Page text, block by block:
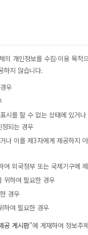
의 개인정보를 수집·이용 목
하지 않습니다.
우
시를 할 수 없는 상태에 있거
되는 경우
나 이를 제3자에게 제공하지
외국정부 또는 국제기구에
위하여 필요한 경우
경우
하여 필요한 경우
공 게시판"에 게재하여 정보주